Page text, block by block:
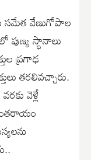
సమేత వేణుగోపాల
స్థానాలు
ప్రగాఢ
తరలివచ్చారు.
వెళ్లే